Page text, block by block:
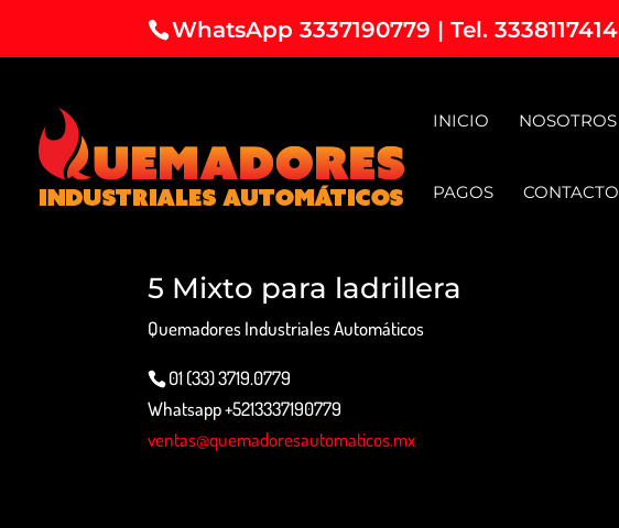
WhatsApp 3337190779 | Tel. 3338117414
INICIO NOSOTROS
PAGOS CONTACTO
5 Mixto para ladrillera
Quemadores Industriales Automáticos
01 (33) 3719.0779
Whatsapp +5213337190779
ventas@quemadoresautomaticos.mx